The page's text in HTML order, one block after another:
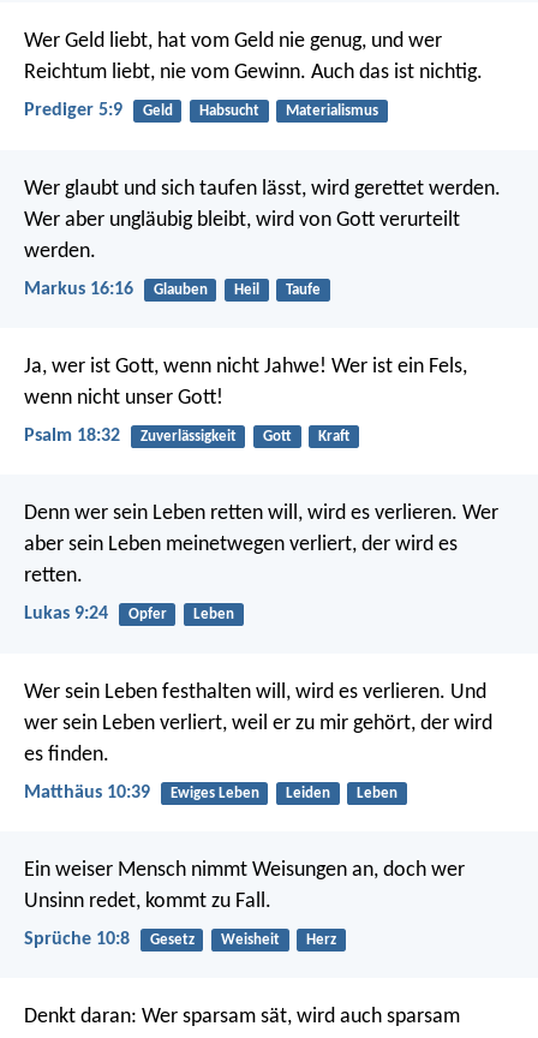
Wer Geld liebt, hat vom Geld nie genug, und wer
Reichtum liebt, nie vom Gewinn. Auch das ist nichtig.
Prediger 5:9 Geld Habsucht Materialismus
Wer glaubt und sich taufen lässt, wird gerettet werden.
Wer aber ungläubig bleibt, wird von Gott verurteilt
werden.
Markus 16:16 Glauben Heil Taufe
Ja, wer ist Gott, wenn nicht Jahwe! Wer ist ein Fels,
wenn nicht unser Gott!
Psalm 18:32 Zuverlässigkeit Gott Kraft
Denn wer sein Leben retten will, wird es verlieren. Wer
aber sein Leben meinetwegen verliert, der wird es
retten.
Lukas 9:24 Opfer Leben
Wer sein Leben festhalten will, wird es verlieren. Und
wer sein Leben verliert, weil er zu mir gehört, der wird
es finden.
Matthäus 10:39 Ewiges Leben Leiden Leben
Ein weiser Mensch nimmt Weisungen an, doch wer
Unsinn redet, kommt zu Fall.
Sprüche 10:8 Gesetz Weisheit Herz
Denkt daran: Wer sparsam sät, wird auch sparsam